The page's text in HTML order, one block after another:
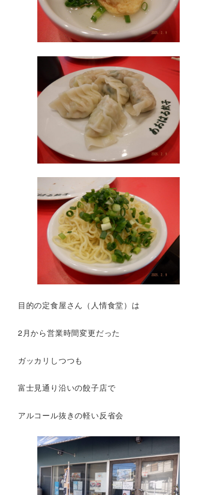
目的の定食屋さん（人情食堂）は
2月から営業時間変更だった
ガッカリしつつも
富士見通り沿いの餃子店で
アルコール抜きの軽い反省会